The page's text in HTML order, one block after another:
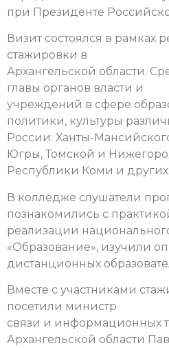
при Президенте
Визит состоялся в рамках
стажировки в
Архангельской области.
главы органов власти и
учреждений в сфере
политики, культуры
России: Ханты-
Югры, Томской и
Республики Коми и других.
В колледже слушатели
познакомились с
реализации
«Образование», изучили
дистанционных
Вместе с участниками
посетили министр
связи и информационных
Архангельской области